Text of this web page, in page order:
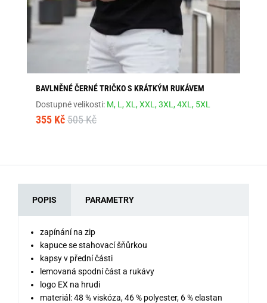
BAVLNĚNÉ ČERNÉ TRIČKO S KRÁTKÝM RUKÁVEM
Dostupné velikosti: M, L,XL,XXL,3XL,4XL, 5XL
355 Kč 505 Kč
POPIS PARAMETRY
zapínání na zip
kapuce se stahovací šňůrkou
kapsy v přední části
lemovaná spodní část a rukávy
logo EX na hrudi
materiál: 48 % viskóza, 46 % polyester, 6 % elastan